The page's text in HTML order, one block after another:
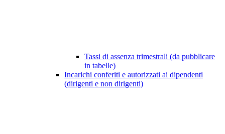
Tassi di assenza trimestrali (da pubblicare
in tabelle)
Incarichi conferiti e autorizzati ai dipendenti
(dirigenti e non dirigenti)